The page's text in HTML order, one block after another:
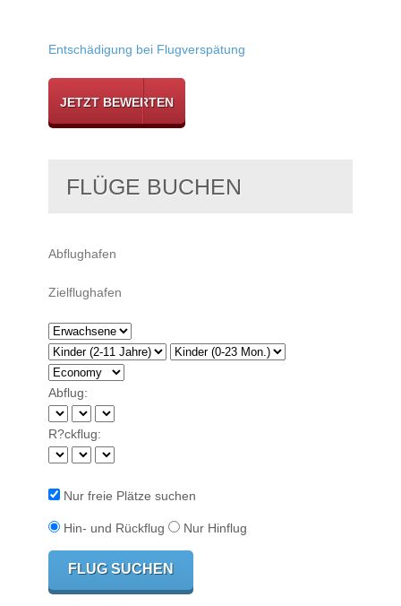
Entschädigung bei Flugverspätung
JETZT BEWERTEN
FLÜGE BUCHEN
Abflug:
R?ckflug:
Nur freie Plätze suchen
Hin- und Rückflug Nur Hinflug